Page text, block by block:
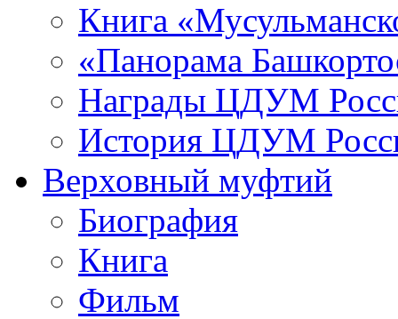
Книга
«Панорама
Награды ЦДУМ
История ЦДУМ
Верховный муфтий
Биография
Книга
Фильм